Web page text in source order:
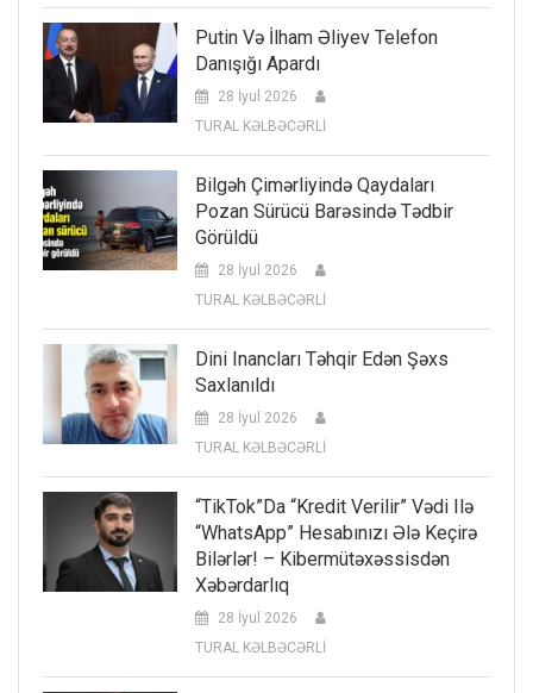
Putin Və İlham Əliyev Telefon
Danışığı Apardı
28 İyul 2026
TURAL KƏLBƏCƏRLİ
Bilgəh Çimərliyində Qaydaları
Pozan Sürücü Barəsində Tədbir
Görüldü
28 İyul 2026
TURAL KƏLBƏCƏRLİ
Dini Inancları Təhqir Edən Şəxs
Saxlanıldı
28 İyul 2026
TURAL KƏLBƏCƏRLİ
“TikTok”da “kredit Verilir” Vədi Ilə
“WhatsApp” Hesabınızı Ələ Keçirə
Bilərlər! – Kibermütəxəssisdən
Xəbərdarlıq
28 İyul 2026
TURAL KƏLBƏCƏRLİ